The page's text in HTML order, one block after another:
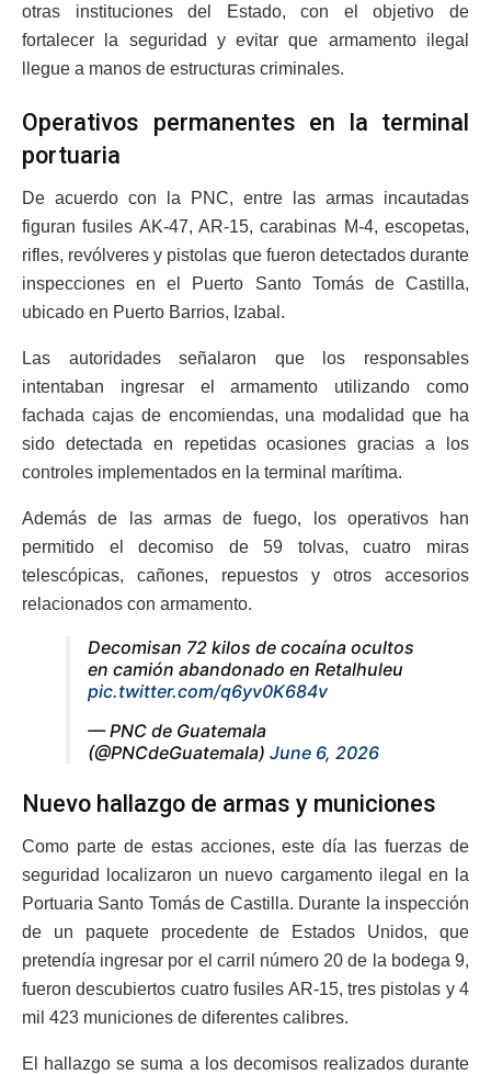
otras instituciones del Estado, con el objetivo de
fortalecer la seguridad y evitar que armamento ilegal
llegue a manos de estructuras criminales.
Operativos permanentes en la terminal
portuaria
De acuerdo con la PNC, entre las armas incautadas
figuran fusiles AK-47, AR-15, carabinas M-4, escopetas,
rifles, revólveres y pistolas que fueron detectados durante
inspecciones en el Puerto Santo Tomás de Castilla,
ubicado en Puerto Barrios, Izabal.
Las autoridades señalaron que los responsables
intentaban ingresar el armamento utilizando como
fachada cajas de encomiendas, una modalidad que ha
sido detectada en repetidas ocasiones gracias a los
controles implementados en la terminal marítima.
Además de las armas de fuego, los operativos han
permitido el decomiso de 59 tolvas, cuatro miras
telescópicas, cañones, repuestos y otros accesorios
relacionados con armamento.
Decomisan 72 kilos de cocaína ocultos
en camión abandonado en Retalhuleu
pic.twitter.com/q6yv0K684v
— PNC de Guatemala
(@PNCdeGuatemala) June 6, 2026
Nuevo hallazgo de armas y municiones
Como parte de estas acciones, este día las fuerzas de
seguridad localizaron un nuevo cargamento ilegal en la
Portuaria Santo Tomás de Castilla. Durante la inspección
de un paquete procedente de Estados Unidos, que
pretendía ingresar por el carril número 20 de la bodega 9,
fueron descubiertos cuatro fusiles AR-15, tres pistolas y 4
mil 423 municiones de diferentes calibres.
El hallazgo se suma a los decomisos realizados durante